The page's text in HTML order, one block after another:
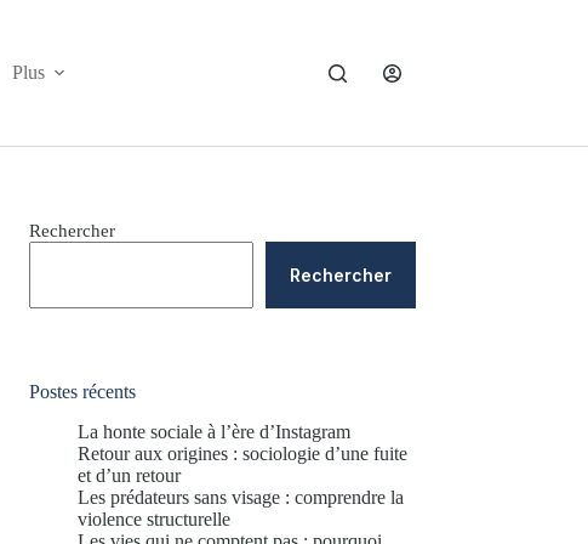
Plus
Rechercher
Rechercher
Postes récents
La honte sociale à l’ère d’Instagram
Retour aux origines : sociologie d’une fuite
et d’un retour
Les prédateurs sans visage : comprendre la
violence structurelle